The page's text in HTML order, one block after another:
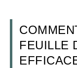
FEUILLE